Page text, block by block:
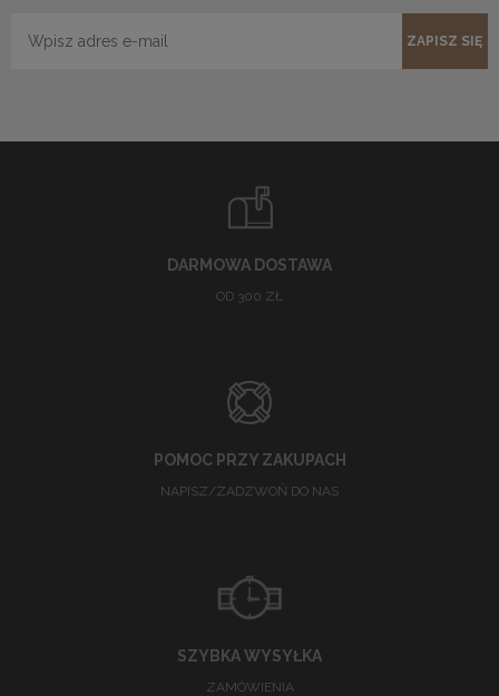
ZAPISZ SIĘ
DARMOWA DOSTAWA
OD 300 ZŁ
POMOC PRZY ZAKUPACH
NAPISZ/ZADZWOŃ DO NAS
SZYBKA WYSYŁKA
ZAMÓWIENIA